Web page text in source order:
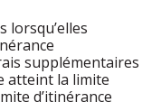
lorsqu’elles
supplémentaires
atteint la limite
d’itinérance